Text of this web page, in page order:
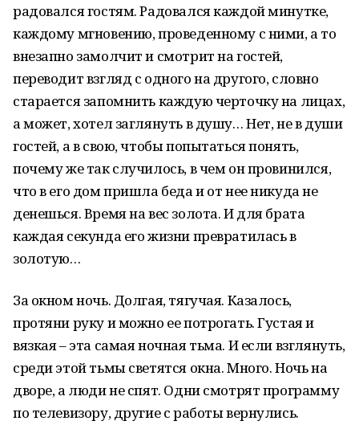
радовался гостям. Радовался каждой минутке,
каждому мгновению, проведенному с ними, а то
внезапно замолчит и смотрит на гостей,
переводит взгляд с одного на другого, словно
старается запомнить каждую черточку на лицах,
а может, хотел заглянуть в душу… Нет, не в души
гостей, а в свою, чтобы попытаться понять,
почему же так случилось, в чем он провинился,
что в его дом пришла беда и от нее никуда не
денешься. Время на вес золота. И для брата
каждая секунда его жизни превратилась в
золотую…
За окном ночь. Долгая, тягучая. Казалось,
протяни руку и можно ее потрогать. Густая и
вязкая – эта самая ночная тьма. И если взглянуть,
среди этой тьмы светятся окна. Много. Ночь на
дворе, а люди не спят. Одни смотрят программу
по телевизору, другие с работы вернулись.